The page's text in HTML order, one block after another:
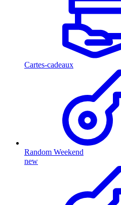
Cartes-cadeaux
Random Weekend
new